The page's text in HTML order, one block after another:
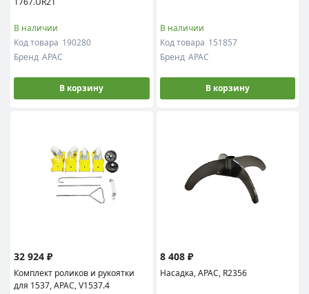
В наличии
Код товара 190280
Бренд APAC
В корзину
В наличии
Код товара 151857
Бренд APAC
В корзину
32 924 ₽
Комплект роликов и рукоятки
для 1537, APAC, V1537.4
8 408 ₽
Насадка, APAC, R2356